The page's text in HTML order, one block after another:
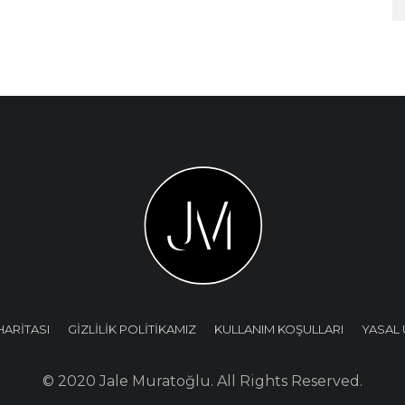
GİZLİLİK POLİTİKAMIZ KULLANIM KOŞULLARI YASAL
© 2020 Jale Muratoğlu. All Rights Reserved.